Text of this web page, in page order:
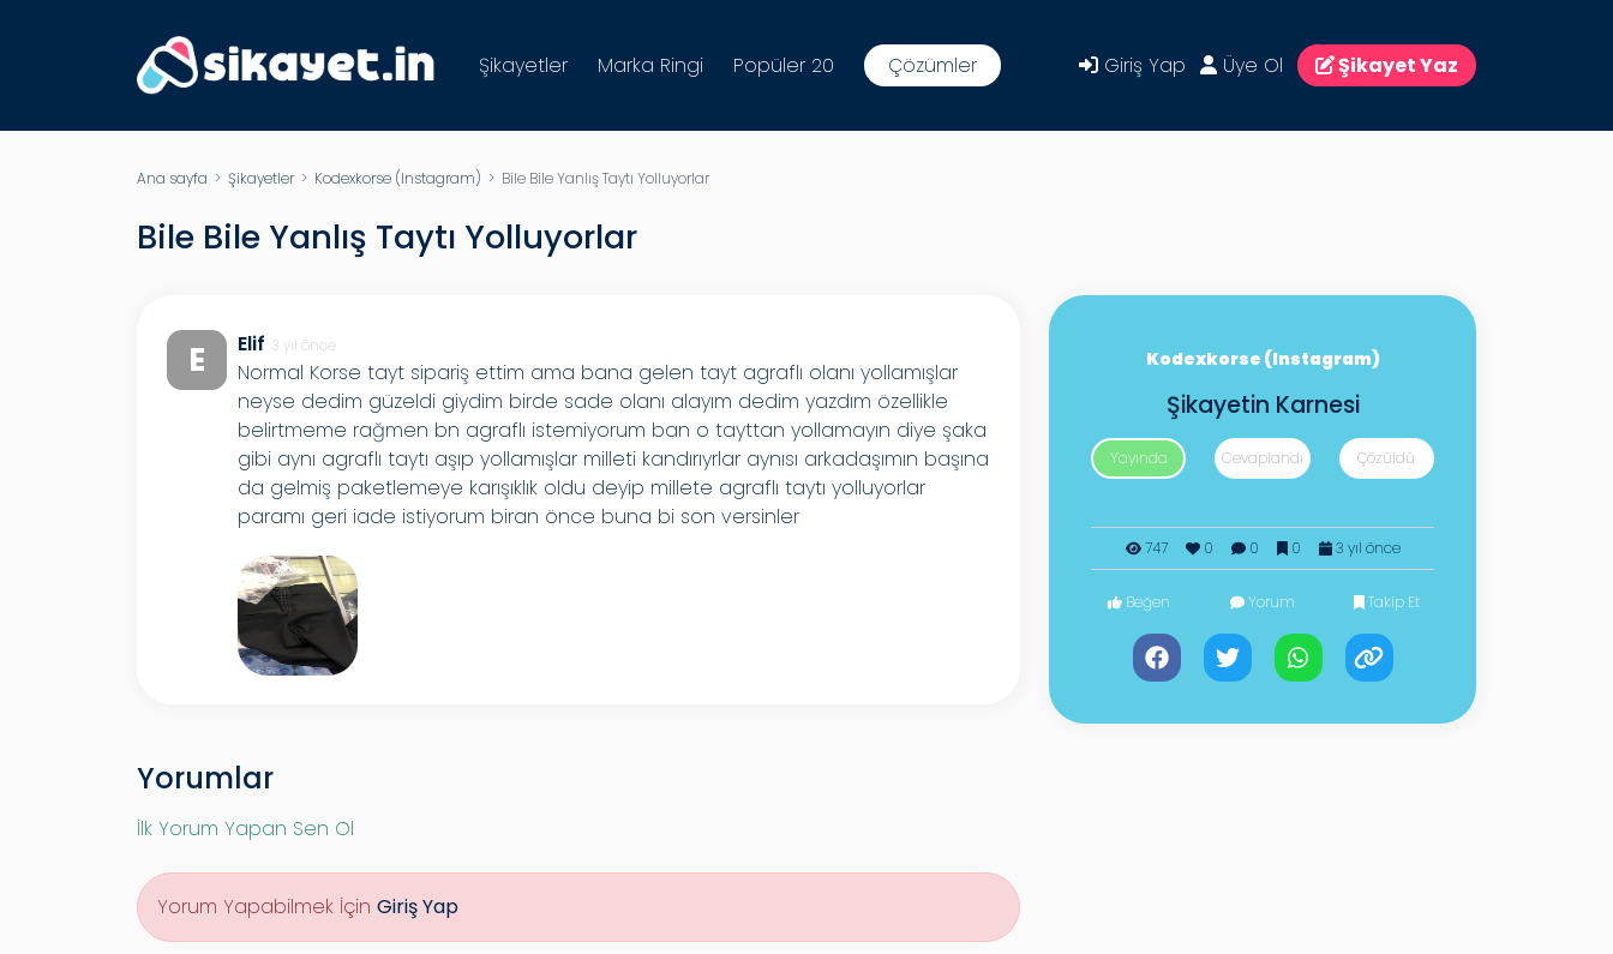
Şikayetler Marka Ringi Popüler 20 Çözümler Giriş Yap Üye Ol Şikayet Yaz
Ana sayfa > Şikayetler> Kodexkorse (Instagram) > Bile Bile Yanlış Taytı Yolluyorlar
Bile Bile Yanlış Taytı Yolluyorlar
E Elif 3 yıl önce
Normal Korse tayt sipariş ettim ama bana gelen tayt agraflı olanı yollamışlar
neyse dedim güzeldi giydim birde sade olanı alayım dedim yazdım özellikle
belirtmeme rağmen bn agraflı istemiyorum ban o tayttan yollamayın diye şaka
gibi aynı agraflı taytı aşıp yollamışlar milleti kandırıyrlar aynısı arkadaşımın başına
da gelmiş paketlemeye karışıklık oldu deyip millete agraflı taytı yolluyorlar
paramı geri iade istiyorum biran önce buna bi son versinler
Kodexkorse (Instagram)
Şikayetin Karnesi
Yayında Cevaplandı Çözüldü
747 0 0 0 3 yıl önce
Beğen Yorum Takip Et
Yorumlar
İlk Yorum Yapan Sen Ol
Yorum Yapabilmek İçin Giriş Yap